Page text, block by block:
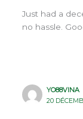
Just had a
no hassle.
YO88VINA
20